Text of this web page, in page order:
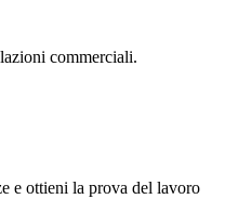
commerciali.
e ottieni la prova del lavoro